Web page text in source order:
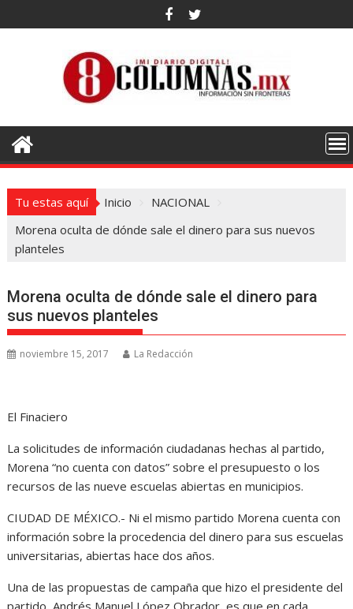
al
Tu estas aquí Inicio
NACIONAL
Morena oculta de dónde sale el dinero para sus nuevos
planteles
Morena oculta de dónde sale el dinero para
sus nuevos planteles
noviembre 15, 2017 La Redacción
El Finaciero
La solicitudes de información ciudadanas hechas al partido,
Morena “no cuenta con datos” sobre el presupuesto o los
recursos de las nueve escuelas abiertas en municipios.
CIUDAD DE MÉXICO.- Ni el mismo partido Morena cuenta con
información sobre la procedencia del dinero para sus escuelas
universitarias, abiertas hace dos años.
Una de las propuestas de campaña que hizo el presidente del
partido, Andrés Manuel López Obrador, es que en cada